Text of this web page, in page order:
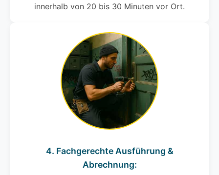
innerhalb von 20 bis 30 Minuten vor Ort.
4. Fachgerechte Ausführung &
Abrechnung: